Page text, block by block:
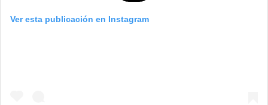
Ver esta publicación en Instagram